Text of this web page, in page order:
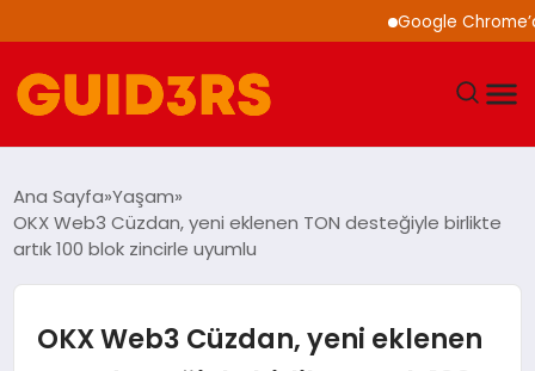
Google Chrome’a
YAŞAM
Ana Sayfa Yaşam
OKX Web3 Cüzdan, yeni eklenen TON desteğiyle birlikte
artık 100 blok zincirle uyumlu
OKX Web3 Cüzdan, yeni eklenen